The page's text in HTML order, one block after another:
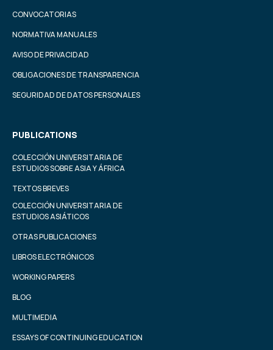
CONVOCATORIAS
NORMATIVA MANUALES
AVISO DE PRIVACIDAD
OBLIGACIONES DE TRANSPARENCIA
SEGURIDAD DE DATOS PERSONALES
PUBLICATIONS
COLECCIÓN UNIVERSITARIA DE
ESTUDIOS SOBRE ASIA Y ÁFRICA
TEXTOS BREVES
COLECCIÓN UNIVERSITARIA DE
ESTUDIOS ASIÁTICOS
OTRAS PUBLICACIONES
LIBROS ELECTRÓNICOS
WORKING PAPERS
BLOG
MULTIMEDIA
ESSAYS OF CONTINUING EDUCATION